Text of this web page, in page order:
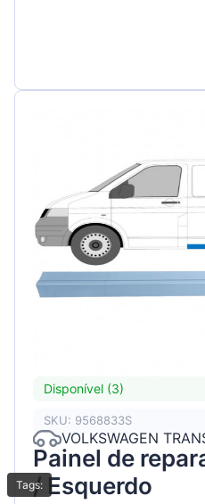
Disponível (3)
SKU: 9568833S
VOLKSWAGEN
Painel de
/ Esquerdo
Tags: